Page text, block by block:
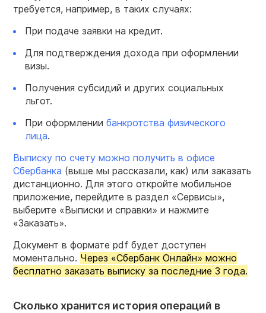
требуется, например, в таких случаях:
При подаче заявки на кредит.
Для подтверждения дохода при оформлении
визы.
Получения субсидий и других социальных
льгот.
При оформлении банкротства физического
лица.
Выписку по счету можно получить в офисе
Сбербанка (выше мы рассказали, как) или заказать
дистанционно. Для этого откройте мобильное
приложение, перейдите в раздел «Сервисы»,
выберите «Выписки и справки» и нажмите
«Заказать».
Документ в формате pdf будет доступен
моментально. Через «Сбербанк Онлайн» можно
бесплатно заказать выписку за последние 3 года.
Сколько хранится история операций в